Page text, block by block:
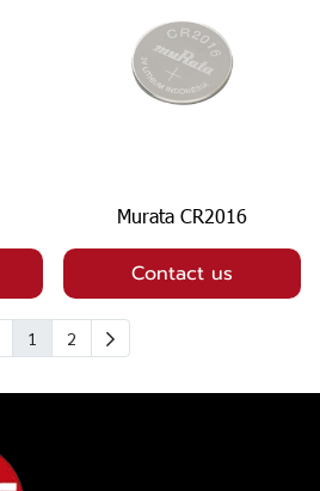
Murata CR2016
Contact us
1 2